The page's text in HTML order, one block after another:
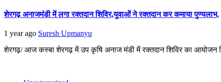
शेरगढ़ अनाजमंडी में लगा रक्तदान शिविर,युवाओं ने रक्तदान कर कमाया पुण्यलाभ,
1 year ago Suresh Upmanyu
शेरगढ़/ आज कस्बा शेरगढ़ में उप कृषि अनाज मंडी में रक्तदान शिविर का आयोजन